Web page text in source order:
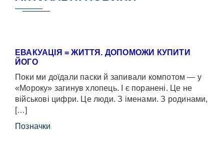
ЕВАКУАЦІЯ = ЖИТТЯ. ДОПОМОЖИ КУПИТИ
ЙОГО
Поки ми доїдали паски й запивали компотом — у
«Мороку» загинув хлопець. І є поранені. Це не
військові цифри. Це люди. З іменами. З родинами,
[…]
Позначки